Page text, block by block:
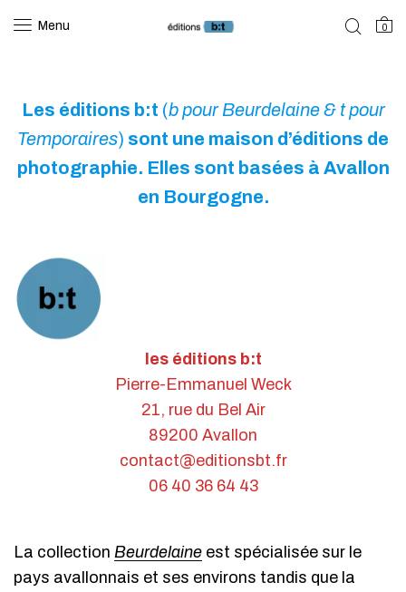
Menu 0
Les éditions b:t (b pour Beurdelaine & t pour
Temporaires) sont une maison d’éditions de
photographie. Elles sont basées à Avallon
en Bourgogne.
les éditions b:t
Pierre-Emmanuel Weck
21, rue du Bel Air
89200 Avallon
contact@editionsbt.fr
06 40 36 64 43
La collection Beurdelaine est spécialisée sur le
pays avallonnais et ses environs tandis que la